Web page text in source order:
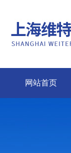
网站首页